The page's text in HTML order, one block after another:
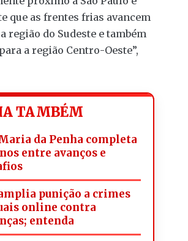
que as frentes frias avancem
região do Sudeste e também
a região Centro-Oeste”,
TAMBÉM
da Penha completa
entre avanços e
punição a crimes
online contra
entenda